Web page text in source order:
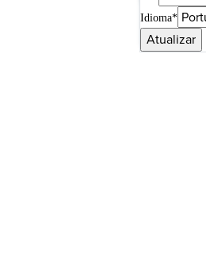
Idioma*
Atualizar